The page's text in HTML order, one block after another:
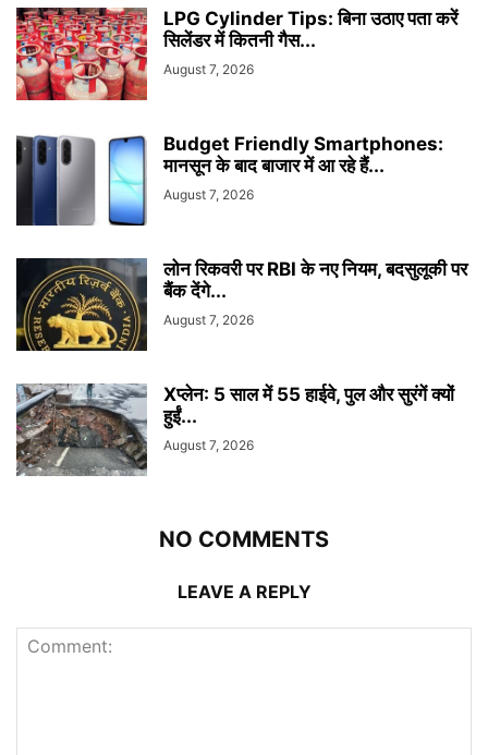
LPG Cylinder Tips: बिना उठाए पता करें
सिलेंडर में कितनी गैस...
August 7, 2026
Budget Friendly Smartphones:
मानसून के बाद बाजार में आ रहे हैं...
August 7, 2026
लोन रिकवरी पर RBI के नए नियम, बदसुलूकी पर
बैंक देंगे...
August 7, 2026
Xप्लेन: 5 साल में 55 हाईवे, पुल और सुरंगें क्यों
हुईं...
August 7, 2026
NO COMMENTS
LEAVE A REPLY